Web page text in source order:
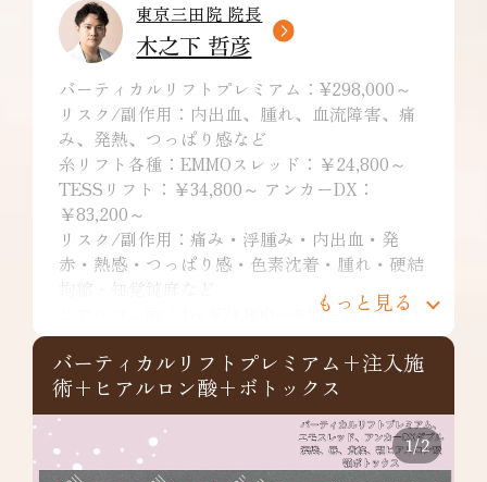
東京三田院 院長
木之下 哲彦
バーティカルリフトプレミアム：¥298,000～
リスク/副作用：内出血、腫れ、血流障害、痛
み、発熱、つっぱり感など
糸リフト各種：EMMOスレッド：￥24,800～
TESSリフト：￥34,800～ アンカーDX：
￥83,200～
リスク/副作用：痛み・浮腫み・内出血・発
赤・熱感・つっぱり感・色素沈着・腫れ・硬結
拘縮・知覚鈍麻など
ヒアルロン酸：1cc ¥74,800~ ※別途施術料とし
て￥10,000が発生。デザインによっては特殊注
入料￥22,000が発生。
リスク/副作用：痛み、浮腫み、内出血、発
赤、熱感、つっぱり感、色素沈着、腫れ、硬
結、拘縮、知覚鈍麻などを生じることがありま
す。
もっと見る
バーティカルリフトプレミアム+注入施
術+ヒアルロン酸+ボトックス
1/2